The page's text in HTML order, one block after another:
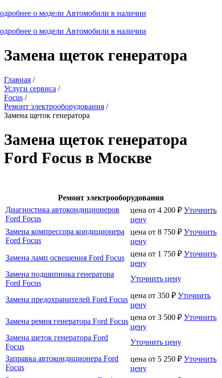
о модели Автомобили в наличии
о модели Автомобили в наличии
Замена щеток генератора
Главная /
Услуги сервиса /
Focus /
Ремонт электрооборудования /
Замена щеток генератора
Замена щеток генератора
Ford Focus в Москве
Ремонт электрооборудования
Диагностика автокондиционеров
Ford Focus
цена от 4 200 ₽ Уточнить
цену
Замена компрессора кондиционера
Ford Focus
цена от 8 750 ₽ Уточнить
цену
Замена ламп освещения Ford Focus
цена от 1 750 ₽ Уточнить
цену
Замена подшипника генератора
Ford Focus
Уточнить цену
Замена предохранителей Ford Focus цена от 350 ₽ Уточнить
цену
Замена ремня генератора Ford Focus цена от 3 500 ₽ Уточнить
цену
Замена щеток генератора Ford
Focus
Уточнить цену
Заправка автокондиционера Ford
Focus
цена от 5 250 ₽ Уточнить
цену